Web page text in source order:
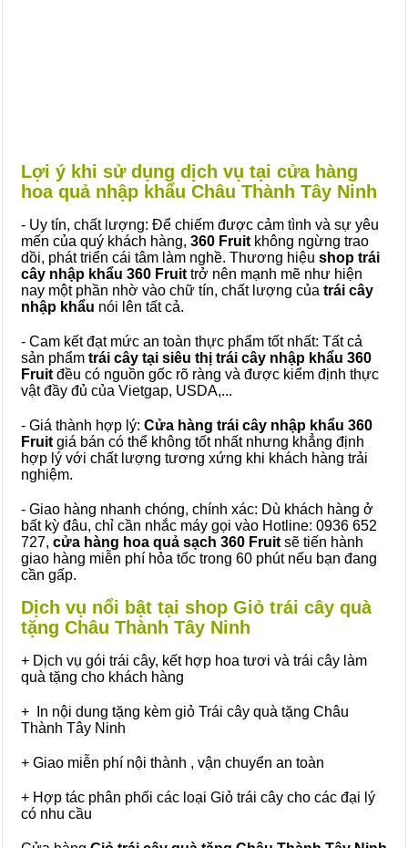
Lợi ý khi sử dụng dịch vụ tại cửa hàng
hoa quả nhập khẩu Châu Thành Tây Ninh
- Uy tín, chất lượng: Để chiếm được cảm tình và sự yêu
mến của quý khách hàng, 360 Fruit không ngừng trao
dồi, phát triển cái tâm làm nghề. Thương hiệu shop trái
cây nhập khẩu 360 Fruit trở nên mạnh mẽ như hiện
nay một phần nhờ vào chữ tín, chất lượng của trái cây
nhập khẩu nói lên tất cả.
- Cam kết đạt mức an toàn thực phẩm tốt nhất: Tất cả
sản phẩm trái cây tại siêu thị trái cây nhập khẩu 360
Fruit đều có nguồn gốc rõ ràng và được kiểm định thực
vật đầy đủ của Vietgap, USDA,...
- Giá thành hợp lý: Cửa hàng trái cây nhập khẩu 360
Fruit giá bán có thể không tốt nhất nhưng khẳng định
hợp lý với chất lượng tương xứng khi khách hàng trải
nghiệm.
- Giao hàng nhanh chóng, chính xác: Dù khách hàng ở
bất kỳ đâu, chỉ cần nhắc máy gọi vào Hotline: 0936 652
727, cửa hàng hoa quả sạch 360 Fruit sẽ tiến hành
giao hàng miễn phí hỏa tốc trong 60 phút nếu bạn đang
cần gấp.
Dịch vụ nổi bật tại shop Giỏ trái cây quà
tặng Châu Thành Tây Ninh
+ Dịch vụ gói trái cây, kết hợp hoa tươi và trái cây làm
quà tặng cho khách hàng
+ In nội dung tặng kèm giỏ Trái cây quà tặng Châu
Thành Tây Ninh
+ Giao miễn phí nội thành , vận chuyển an toàn
+ Hợp tác phân phối các loại Giỏ trái cây cho các đại lý
có nhu cầu